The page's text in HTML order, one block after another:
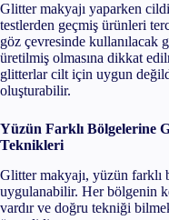
Glitter makyajı yaparken
testlerden geçmiş ürünleri
göz çevresinde kullanılacak
üretilmiş olmasına dikkat
glitterlar cilt için uygun
oluşturabilir.
Yüzün Farklı Bölgelerine
Teknikleri
Glitter makyajı, yüzün
uygulanabilir. Her bölgenin
vardır ve doğru tekniği